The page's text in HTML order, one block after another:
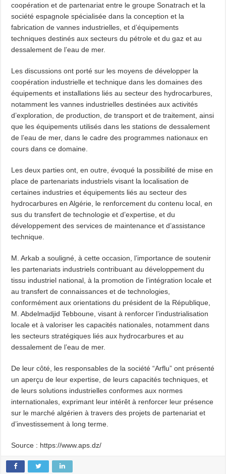
coopération et de partenariat entre le groupe Sonatrach et la
société espagnole spécialisée dans la conception et la
fabrication de vannes industrielles, et d’équipements
techniques destinés aux secteurs du pétrole et du gaz et au
dessalement de l’eau de mer.
Les discussions ont porté sur les moyens de développer la
coopération industrielle et technique dans les domaines des
équipements et installations liés au secteur des hydrocarbures,
notamment les vannes industrielles destinées aux activités
d’exploration, de production, de transport et de traitement, ainsi
que les équipements utilisés dans les stations de dessalement
de l’eau de mer, dans le cadre des programmes nationaux en
cours dans ce domaine.
Les deux parties ont, en outre, évoqué la possibilité de mise en
place de partenariats industriels visant la localisation de
certaines industries et équipements liés au secteur des
hydrocarbures en Algérie, le renforcement du contenu local, en
sus du transfert de technologie et d’expertise, et du
développement des services de maintenance et d’assistance
technique.
M. Arkab a souligné, à cette occasion, l’importance de soutenir
les partenariats industriels contribuant au développement du
tissu industriel national, à la promotion de l’intégration locale et
au transfert de connaissances et de technologies,
conformément aux orientations du président de la République,
M. Abdelmadjid Tebboune, visant à renforcer l’industrialisation
locale et à valoriser les capacités nationales, notamment dans
les secteurs stratégiques liés aux hydrocarbures et au
dessalement de l’eau de mer.
De leur côté, les responsables de la société “Arflu” ont présenté
un aperçu de leur expertise, de leurs capacités techniques, et
de leurs solutions industrielles conformes aux normes
internationales, exprimant leur intérêt à renforcer leur présence
sur le marché algérien à travers des projets de partenariat et
d’investissement à long terme.
Source : https://www.aps.dz/